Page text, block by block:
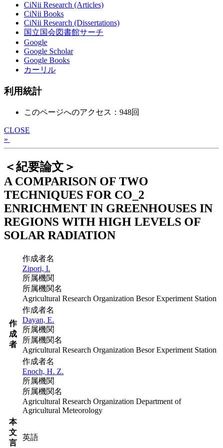
CiNii Research (Articles)
CiNii Books
CiNii Research (Dissertations)
国立国会図書館サーチ
Google
Google Scholar
Google Books
カーリル
利用統計
このページへのアクセス：948回
CLOSE
»
＜紀要論文＞
A COMPARISON OF TWO
TECHNIQUES FOR CO_2
ENRICHMENT IN GREENHOUSES IN
REGIONS WITH HIGH LEVELS OF
SOLAR RADIATION
作
成
者
作成者名
Zipori, I.
所属機関
所属機関名
Agricultural Research Organization Besor Experiment Station
作成者名
Dayan, E.
所属機関
所属機関名
Agricultural Research Organization Besor Experiment Station
作成者名
Enoch, H. Z.
所属機関
所属機関名
Agricultural Research Organization Department of
Agricultural Meteorology
本
文
言
英語